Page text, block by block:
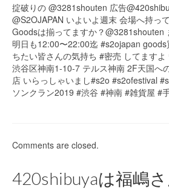
掟破りの @3281shouten 広告
@S2OJAPAN いよいよ週末 会場へ持っ
Goodsは揃ってますか？@3281shouten
明日も12:00〜22:00迄 #s2ojapan
ちたい皆さんの気持ち #密売 してます
渋谷区神南1-10-7 テルス神南 2F天国へ
店 いらっしゃいまし#s2o #s2ofestival
ソンクラン2019 #渋谷 #神南 #雑貨屋 #
Comments are closed.
420shibuyaは福嶋